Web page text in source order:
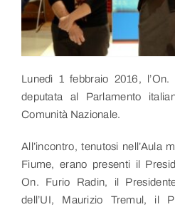
Link utili
Lunedì 1 febbraio 2016,
deputata al Parlamento
Comunità Nazionale.
All’incontro, tenutosi nell’Aula
Fiume, erano presenti il
On. Furio Radin, il
dell’UI, Maurizio Tremul, il